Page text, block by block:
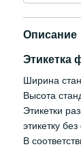
Описание
Этикетка
Ширина
Высота
Этикетки
этикетку
В